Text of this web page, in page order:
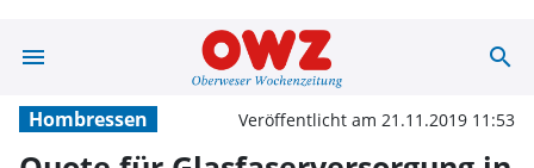
menu Quote für search
Hombressen Veröffentlicht am 21.11.2019 11:53